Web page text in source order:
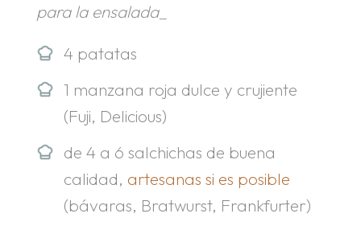
para la ensalada_
4 patatas
1 manzana roja dulce y crujiente
(Fuji, Delicious)
de 4 a 6 salchichas de buena
calidad, artesanas si es posible
(bávaras, Bratwurst, Frankfurter)